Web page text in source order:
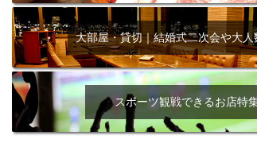
大部屋・貸切｜結婚式二次会や大人
スポーツ観戦できるお店特集